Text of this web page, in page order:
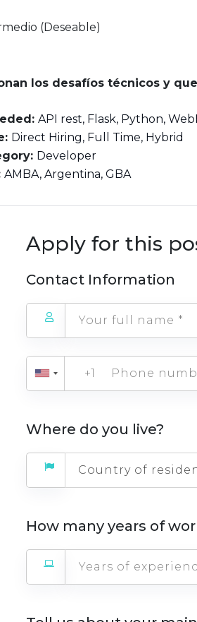
(Deseable)
los desafíos técnicos y
API rest Flask Python
Direct Hiring Full Time Hybrid
Developer
AMBA Argentina GBA
Apply for this
Contact Information
+1
Where do you live?
Country of
How many years of